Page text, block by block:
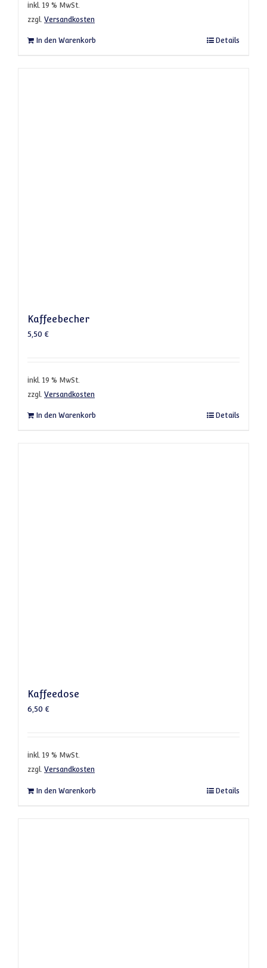
inkl. 19 % MwSt.
zzgl. Versandkosten
In den Warenkorb Details
Kaffeebecher
5,50 €
inkl. 19 % MwSt.
zzgl. Versandkosten
In den Warenkorb Details
Kaffeedose
6,50 €
inkl. 19 % MwSt.
zzgl. Versandkosten
In den Warenkorb Details